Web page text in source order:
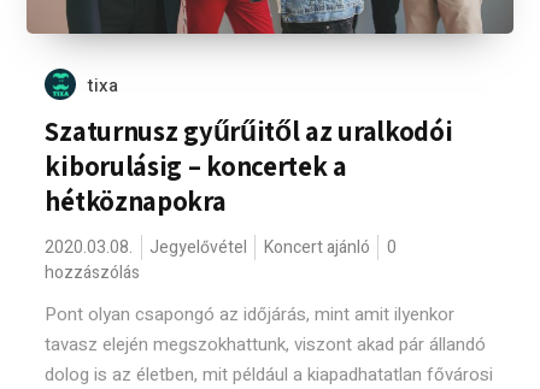
tixa
Szaturnusz gyűrűitől az uralkodói
kiborulásig – koncertek a
hétköznapokra
2020.03.08. Jegyelővétel Koncert ajánló
0
hozzászólás
Pont olyan csapongó az időjárás, mint amit ilyenkor
tavasz elején megszokhattunk, viszont akad pár állandó
dolog is az életben, mit például a kiapadhatatlan fővárosi